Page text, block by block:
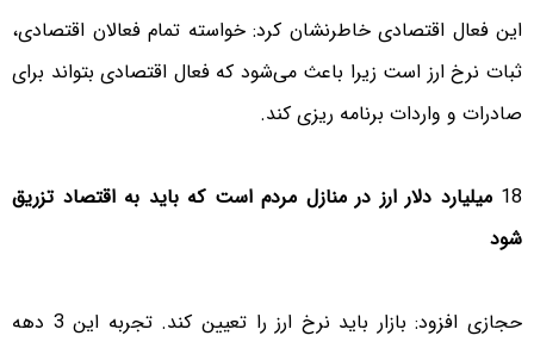
این فعال اقتصادی خاطرنشان کرد: خواسته تمام فعالان اقتصادی،
ثبات نرخ ارز است زیرا باعث می‌شود که فعال اقتصادی بتواند برای
صادرات و واردات برنامه ریزی کند.
18 میلیارد دلار ارز در منازل مردم است که باید به اقتصاد تزریق
شود
حجازی افزود: بازار باید نرخ ارز را تعیین کند. تجربه این 3 دهه